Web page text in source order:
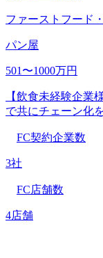
ファーストフード
パン屋
501〜1000万円
【飲食未経験企業
で共にチェーン化
FC契約企業数
3社
FC店舗数
4店舗